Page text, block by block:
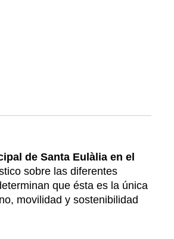
de Santa Eulàlia en el
sobre las diferentes
que ésta es la única
movilidad y sostenibilidad